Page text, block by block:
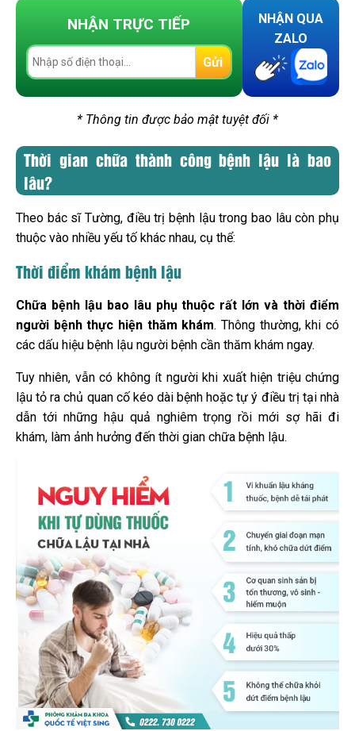
NHẬN TRỰC TIẾP
Gửi
NHẬN QUA
ZALO
* Thông tin được bảo mật tuyệt đối *
Thời gian chữa thành công bệnh lậu là bao
lâu?
Theo bác sĩ Tường, điều trị bệnh lậu trong bao lâu còn phụ
thuộc vào nhiều yếu tố khác nhau, cụ thể:
Thời điểm khám bệnh lậu
Chữa bệnh lậu bao lâu phụ thuộc rất lớn và thời điểm
người bệnh thực hiện thăm khám. Thông thường, khi có
các dấu hiệu bệnh lậu người bệnh cần thăm khám ngay.
Tuy nhiên, vẫn có không ít người khi xuất hiện triệu chứng
lậu tỏ ra chủ quan cố kéo dài bệnh hoặc tự ý điều trị tại nhà
dẫn tới những hậu quả nghiêm trọng rồi mới sợ hãi đi
khám, làm ảnh hưởng đến thời gian chữa bệnh lậu.